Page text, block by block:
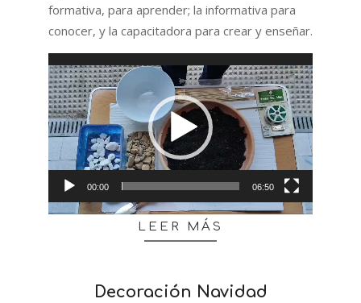
formativa, para aprender; la informativa para
conocer, y la capacitadora para crear y enseñar.
Reproductor
de
vídeo
00:00 06:50
LEER MÁS
Decoración Navidad